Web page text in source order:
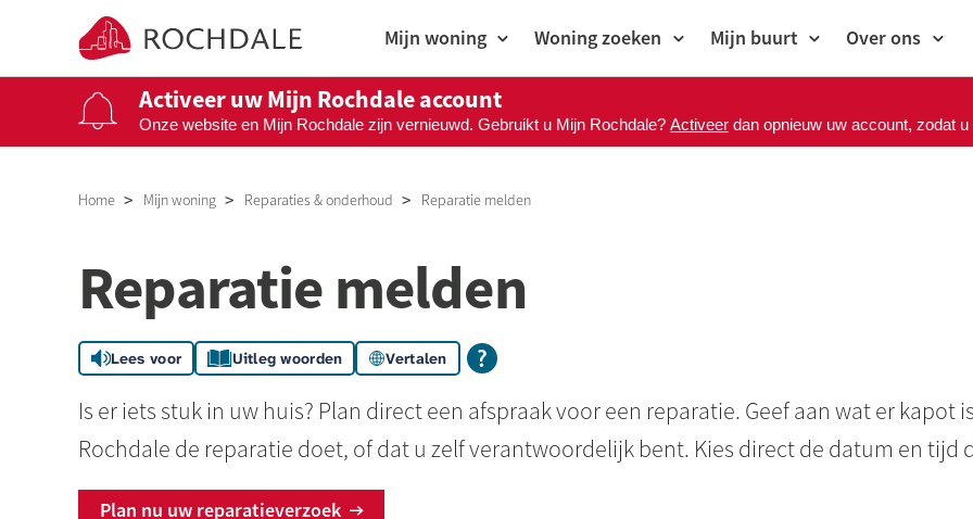
Naar de homepage Mijn woning Woning zoeken Mijn buurt Over ons
Activeer uw Mijn Rochdale account
Onze website en Mijn Rochdale zijn vernieuwd. Gebruikt u Mijn Rochdale? Activeer dan opnieuw uw account, zodat
Home Mijn woning Reparaties & onderhoud Reparatie melden
Reparatie melden
Lees voor Uitleg woorden Vertalen
Is er iets stuk in uw huis? Plan direct een afspraak voor een reparatie. Geef aan wat er kapot
Rochdale de reparatie doet, of dat u zelf verantwoordelijk bent. Kies direct de datum en tijd
Plan nu uw reparatieverzoek